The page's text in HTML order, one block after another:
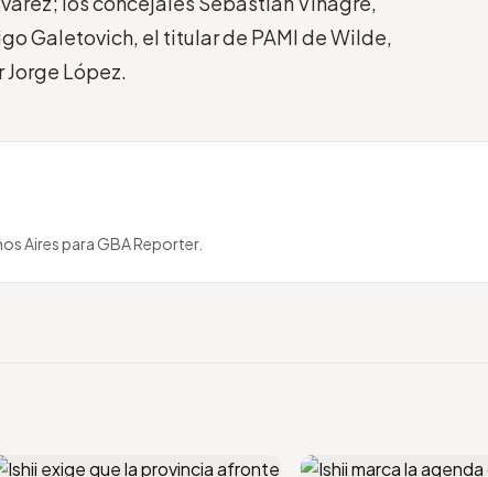
Galetovich, el titular de PAMI de Wilde,
Jorge López.
Aires para GBA Reporter.